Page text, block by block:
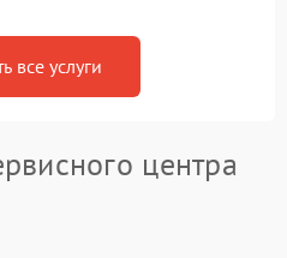
все услуги
центра